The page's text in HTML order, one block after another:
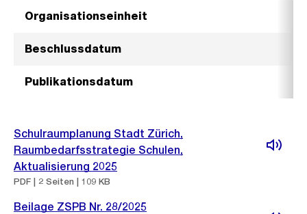
Organisationseinheit
Beschlussdatum
Publikationsdatum
Schulraumplanung Stadt Zürich,
Raumbedarfsstrategie Schulen,
Aktualisierung 2025
PDF | 2 Seiten | 109 KB
Beilage ZSPB Nr. 28/2025